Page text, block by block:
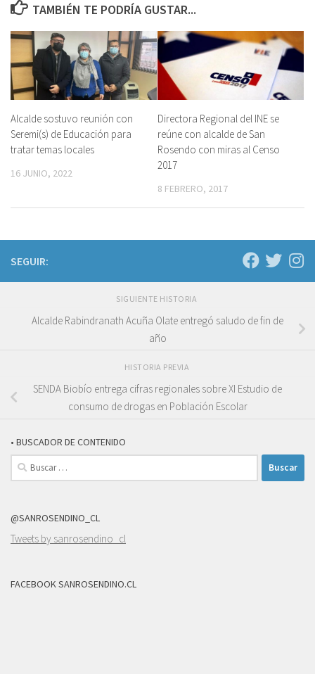
TAMBIÉN TE PODRÍA GUSTAR...
Alcalde sostuvo reunión con
Seremi(s) de Educación para
tratar temas locales
16 JUNIO, 2022
Directora Regional del INE se
reúne con alcalde de San
Rosendo con miras al Censo
2017
8 FEBRERO, 2017
SEGUIR:
SIGUIENTE HISTORIA
Alcalde Rabindranath Acuña Olate entregó saludo de fin de
año
HISTORIA PREVIA
SENDA Biobío entrega cifras regionales sobre XI Estudio de
consumo de drogas en Población Escolar
• BUSCADOR DE CONTENIDO
Buscar:
@SANROSENDINO_CL
Tweets by sanrosendino_cl
FACEBOOK SANROSENDINO.CL